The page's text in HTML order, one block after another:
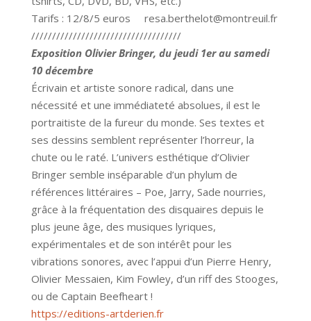
Tarifs : 12/8/5 euros resa.berthelot@montreuil.fr
////////////////////////////////////
Exposition Olivier Bringer, du jeudi1er au samedi
10 décembre
Écrivain et artiste sonore radical, dans une
nécessité et une immédiateté absolues, il est le
portraitiste de la fureur du monde. Ses textes et
ses dessins semblent représenter l’horreur, la
chute ou le raté. L’univers esthétique d’Olivier
Bringer semble inséparable d’un phylum de
références littéraires – Poe, Jarry, Sade nourries,
grâce à la fréquentation des disquaires depuis le
plus jeune âge, des musiques lyriques,
expérimentales et de son intérêt pour les
vibrations sonores, avec l’appui d’un Pierre Henry,
Olivier Messaien, Kim Fowley, d’un riff des Stooges,
ou de Captain Beefheart !
https://editions-artderien.fr